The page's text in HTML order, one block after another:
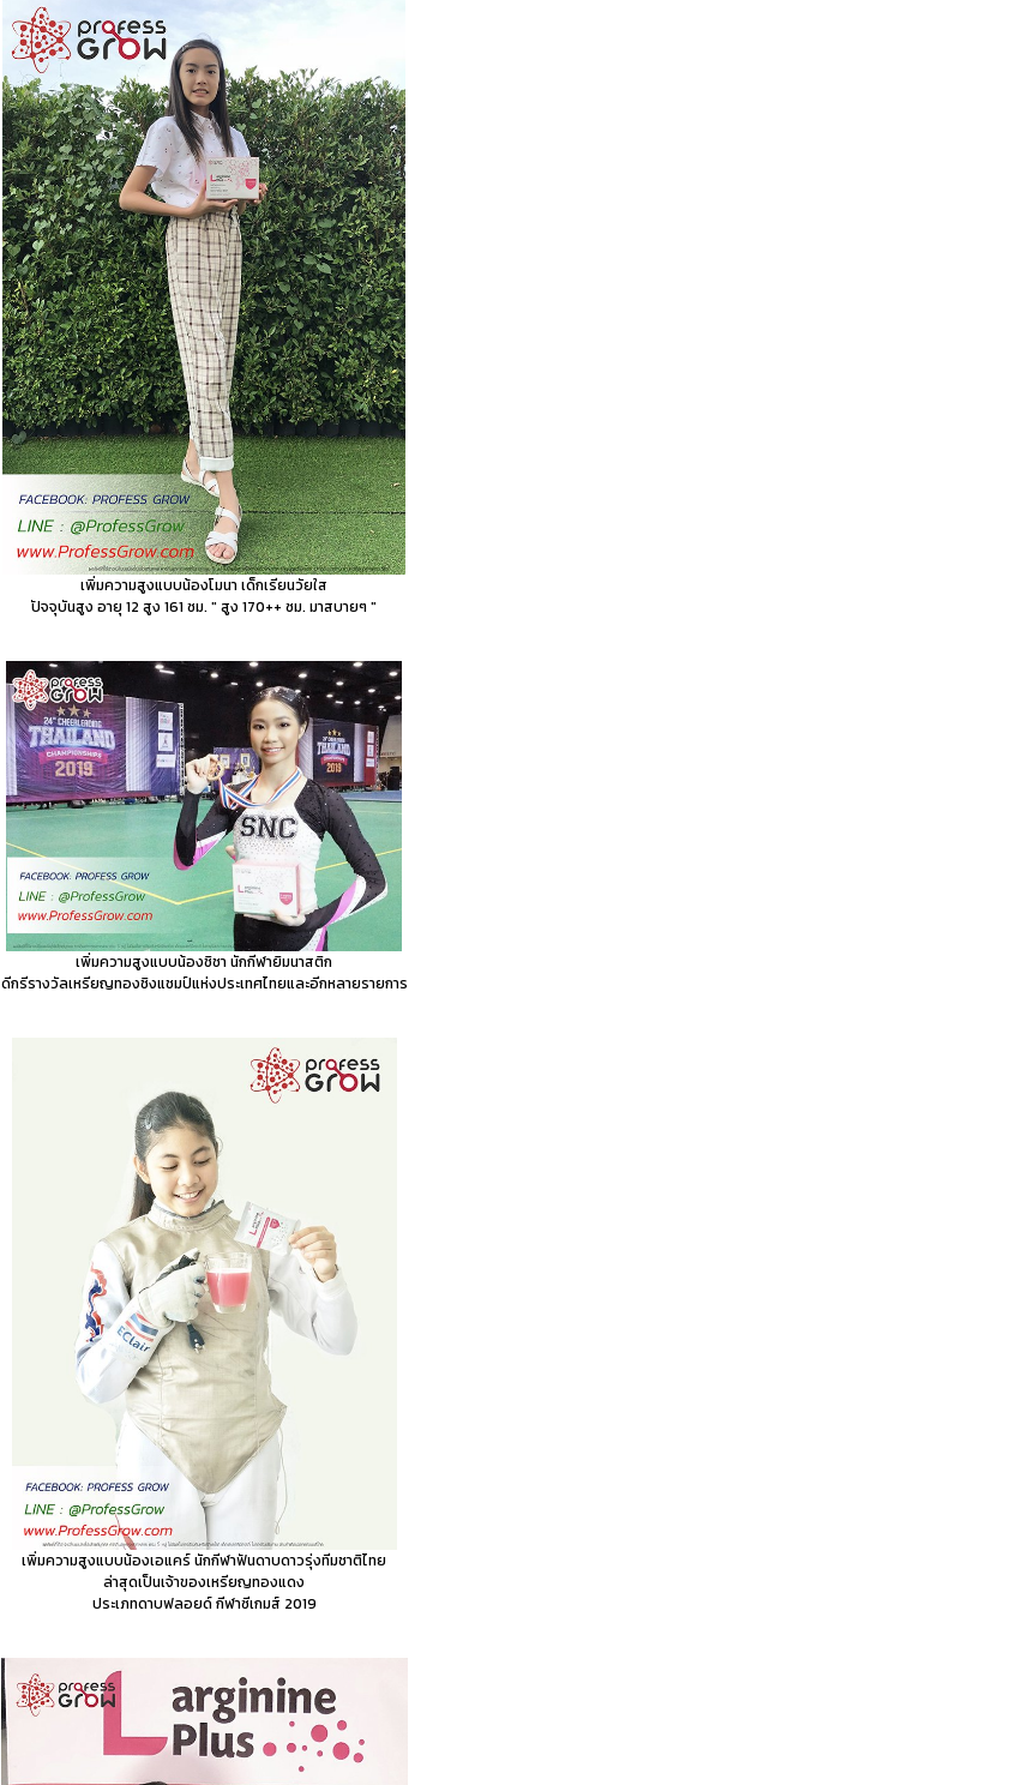
เพิ่มความสูงแบบน้องโมนา เด็กเรียนวัยใส
ปัจจุบันสูง อายุ 12 สูง 161 ซม. " สูง 170++ ซม. มาสบายๆ "
เพิ่มความสูงแบบน้องชิชา นักกีฬายิมนาสติก
ดีกรีรางวัลเหรียญทองชิงแชมป์แห่งประเทศไทยและอีกหลายรายการ
เพิ่มความสูงแบบน้องเอแคร์นักกีฬาฟันดาบดาวรุ่งทีมชาติไทย
ล่าสุดเป็นเจ้าของเหรียญทองแดง
ประเภทดาบฟลอยด์ กีฬาซีเกมส์ 2019